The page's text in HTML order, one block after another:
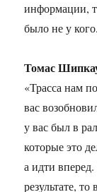
информации,
было не у
Томас
«Трасса нам
вас
у вас был в
которые это
а идти
результате,